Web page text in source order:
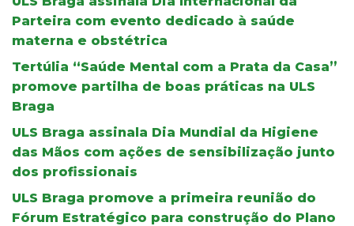
Parteira com evento dedicado à saúde
materna e obstétrica
Tertúlia “Saúde Mental com a Prata da Casa”
promove partilha de boas práticas na ULS
Braga
ULS Braga assinala Dia Mundial da Higiene
das Mãos com ações de sensibilização junto
dos profissionais
ULS Braga promove a primeira reunião do
Fórum Estratégico para construção do Plano